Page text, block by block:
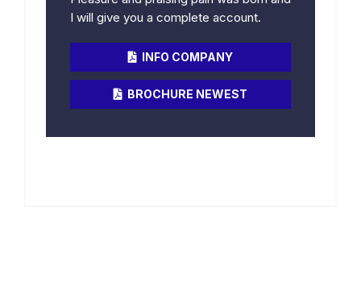
I will give you a complete account.
INFO COMPANY
BROCHURE NEWEST